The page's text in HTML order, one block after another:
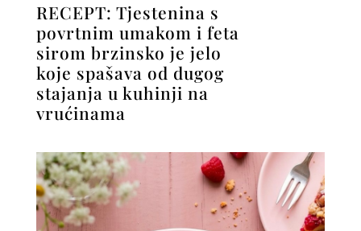
RECEPT: Tjestenina s
povrtnim umakom i feta
sirom brzinsko je jelo
koje spašava od dugog
stajanja u kuhinji na
vrućinama